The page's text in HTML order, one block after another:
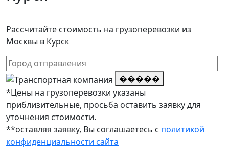
Рассчитайте стоимость на грузоперевозки из
Москвы в Курск
�����
*Цены на грузоперевозки указаны
приблизительные, просьба оставить заявку для
уточнения стоимости.
**оставляя заявку, Вы соглашаетесь с политикой
конфиденциальности сайта